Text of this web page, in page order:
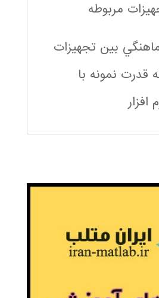
مربوطه
بين تجهيزات
قدرت نمونه با
افزار